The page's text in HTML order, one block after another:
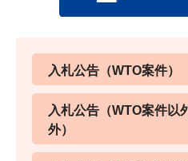
入札公告（WTO案件）
入札公告（WTO案件以
外）